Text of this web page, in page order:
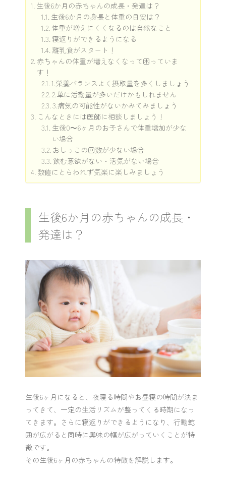
生後6か月の赤ちゃんの成長・発達は？
生後6か月の身長と体重の目安は？
体重が増えにくくなるのは自然なこと
寝返りができるようになる
離乳食がスタート！
赤ちゃんの体重が増えなくなって困っていま
す！
1.栄養バランスよく摂取量を多くしましょう
2.単に活動量が多いだけかもしれません
3.病気の可能性がないかみてみましょう
こんなときには医師に相談しましょう！
生後0〜6ヶ月のお子さんで体重増加が少な
い場合
おしっこの回数が少ない場合
飲む意欲がない・活気がない場合
数値にとらわれず気楽に楽しみましょう
生後6か月の赤ちゃんの成長・
発達は？
生後6ヶ月になると、夜寝る時間やお昼寝の時間が決ま
ってきて、一定の生活リズムが整ってくる時期になっ
てきます。さらに寝返りができるようになり、行動範
囲が広がると同時に興味の幅が広がっていくことが特
徴です。
その生後6ヶ月の赤ちゃんの特徴を解説します。